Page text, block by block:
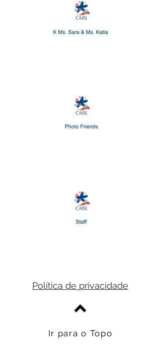
Política de privacidade
Ir para o Topo